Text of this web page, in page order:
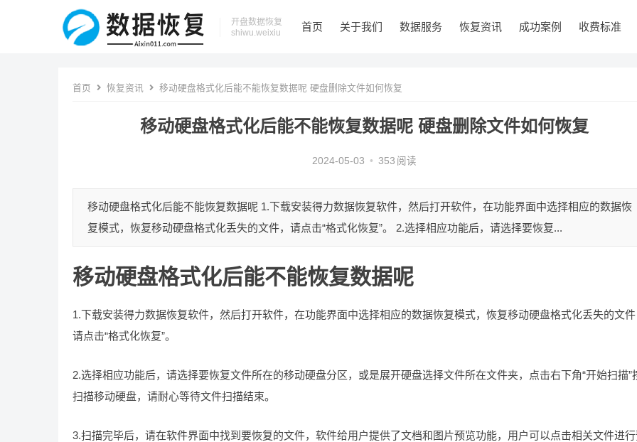
开盘数据恢复
shiwu.weixiu
首页 关于我们 数据服务 恢复资讯 成功案例 收费标准
首页 恢复资讯 移动硬盘格式化后能不能恢复数据呢 硬盘删除文件如何恢复
移动硬盘格式化后能不能恢复数据呢 硬盘删除文件如何恢复
2024-05-03 • 353 阅读
移动硬盘格式化后能不能恢复数据呢 1.下载安装得力数据恢复软件，然后打开软件，在功能界面中选择相应的数据恢
复模式，恢复移动硬盘格式化丢失的文件，请点击“格式化恢复”。 2.选择相应功能后，请选择要恢复...
移动硬盘格式化后能不能恢复数据呢
1.下载安装得力数据恢复软件，然后打开软件，在功能界面中选择相应的数据恢复模式，恢复移动硬盘格式化丢失的文件
请点击“格式化恢复”。
2.选择相应功能后，请选择要恢复文件所在的移动硬盘分区，或是展开硬盘选择文件所在文件夹，点击右下角“开始扫描”
扫描移动硬盘，请耐心等待文件扫描结束。
3.扫描完毕后，请在软件界面中找到要恢复的文件，软件给用户提供了文档和图片预览功能，用户可以点击相关文件进